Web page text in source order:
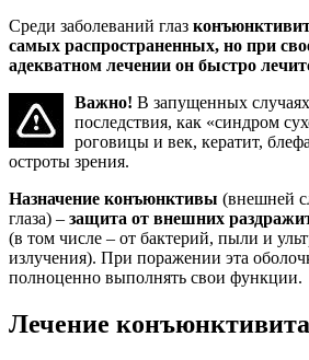
Среди заболеваний глаз
самых распространенных, но при
адекватном лечении он быстро
Важно! В запущенных
последствия, как «синдром
роговицы и век, кератит,
остроты зрения.
Назначение конъюнктивы (внешней
глаза) – защита от внешних
(в том числе – от бактерий, пыли и
излучения). При поражении эта
полноценно выполнять свои функции.
Лечение